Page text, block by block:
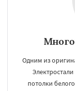
Одним из
потолки